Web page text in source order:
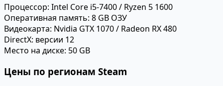
Процессор: Intel Core i5-7400 / Ryzen 5 1600
Оперативная память: 8 GB ОЗУ
Видеокарта: Nvidia GTX 1070 / Radeon RX 480
DirectX: версии 12
Место на диске: 50 GB
Цены по регионам Steam